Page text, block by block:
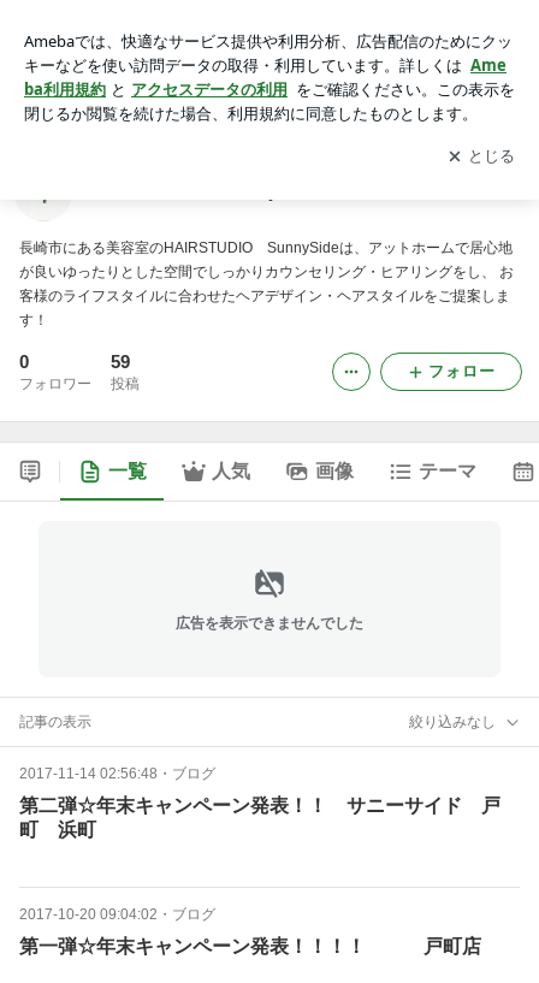
アプリをダウンロードして ブログの更新通知
を受け取りまし
ょう。
開く
長崎市にある美容室のHAIRSTUDIO SunnySideは、アットホームで居心地
が良いゆったりとした空間でしっかりカウンセリング・ヒアリングをし、 お
客様のライフスタイルに合わせたヘアデザイン・ヘアスタイルをご提案しま
す！
0
フォロワー
59
投稿
フォロー
一覧 人気 画像 テーマ
広告を表示できませんでした
記事の表示 絞り込みなし
2017-11-14 02:56:48 ・ ブログ
第二弾☆年末キャンペーン発表！！ サニーサイド 戸
町 浜町
2017-10-20 09:04:02 ・ ブログ
第一弾☆年末キャンペーン発表！！！！ 戸町店